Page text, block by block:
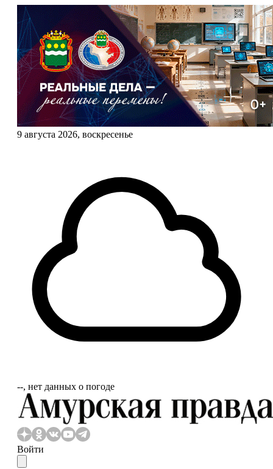
9 августа 2026, воскресенье
‐‐, нет данных о погоде
Войти